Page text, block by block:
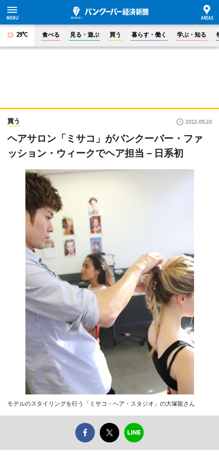
29°C 食べる 見る・遊ぶ 買う 暮らす・働く 学ぶ・知る
買う 2013.09.20
ヘアサロン「ミサコ」がバンクーバー・ファ
ッション・ウィークでヘア担当－日系初
モデルのスタイリングを行う「ミサコ・ヘア・スタジオ」の大塚龍さん